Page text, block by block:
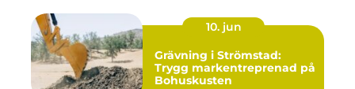
10. jun
Grävning i Strömstad:
Trygg markentreprenad på
Bohuskusten